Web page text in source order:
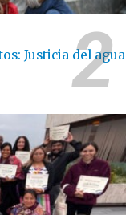
Justicia del agua